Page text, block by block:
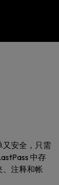
又安全，只需
中存
、注释和帐